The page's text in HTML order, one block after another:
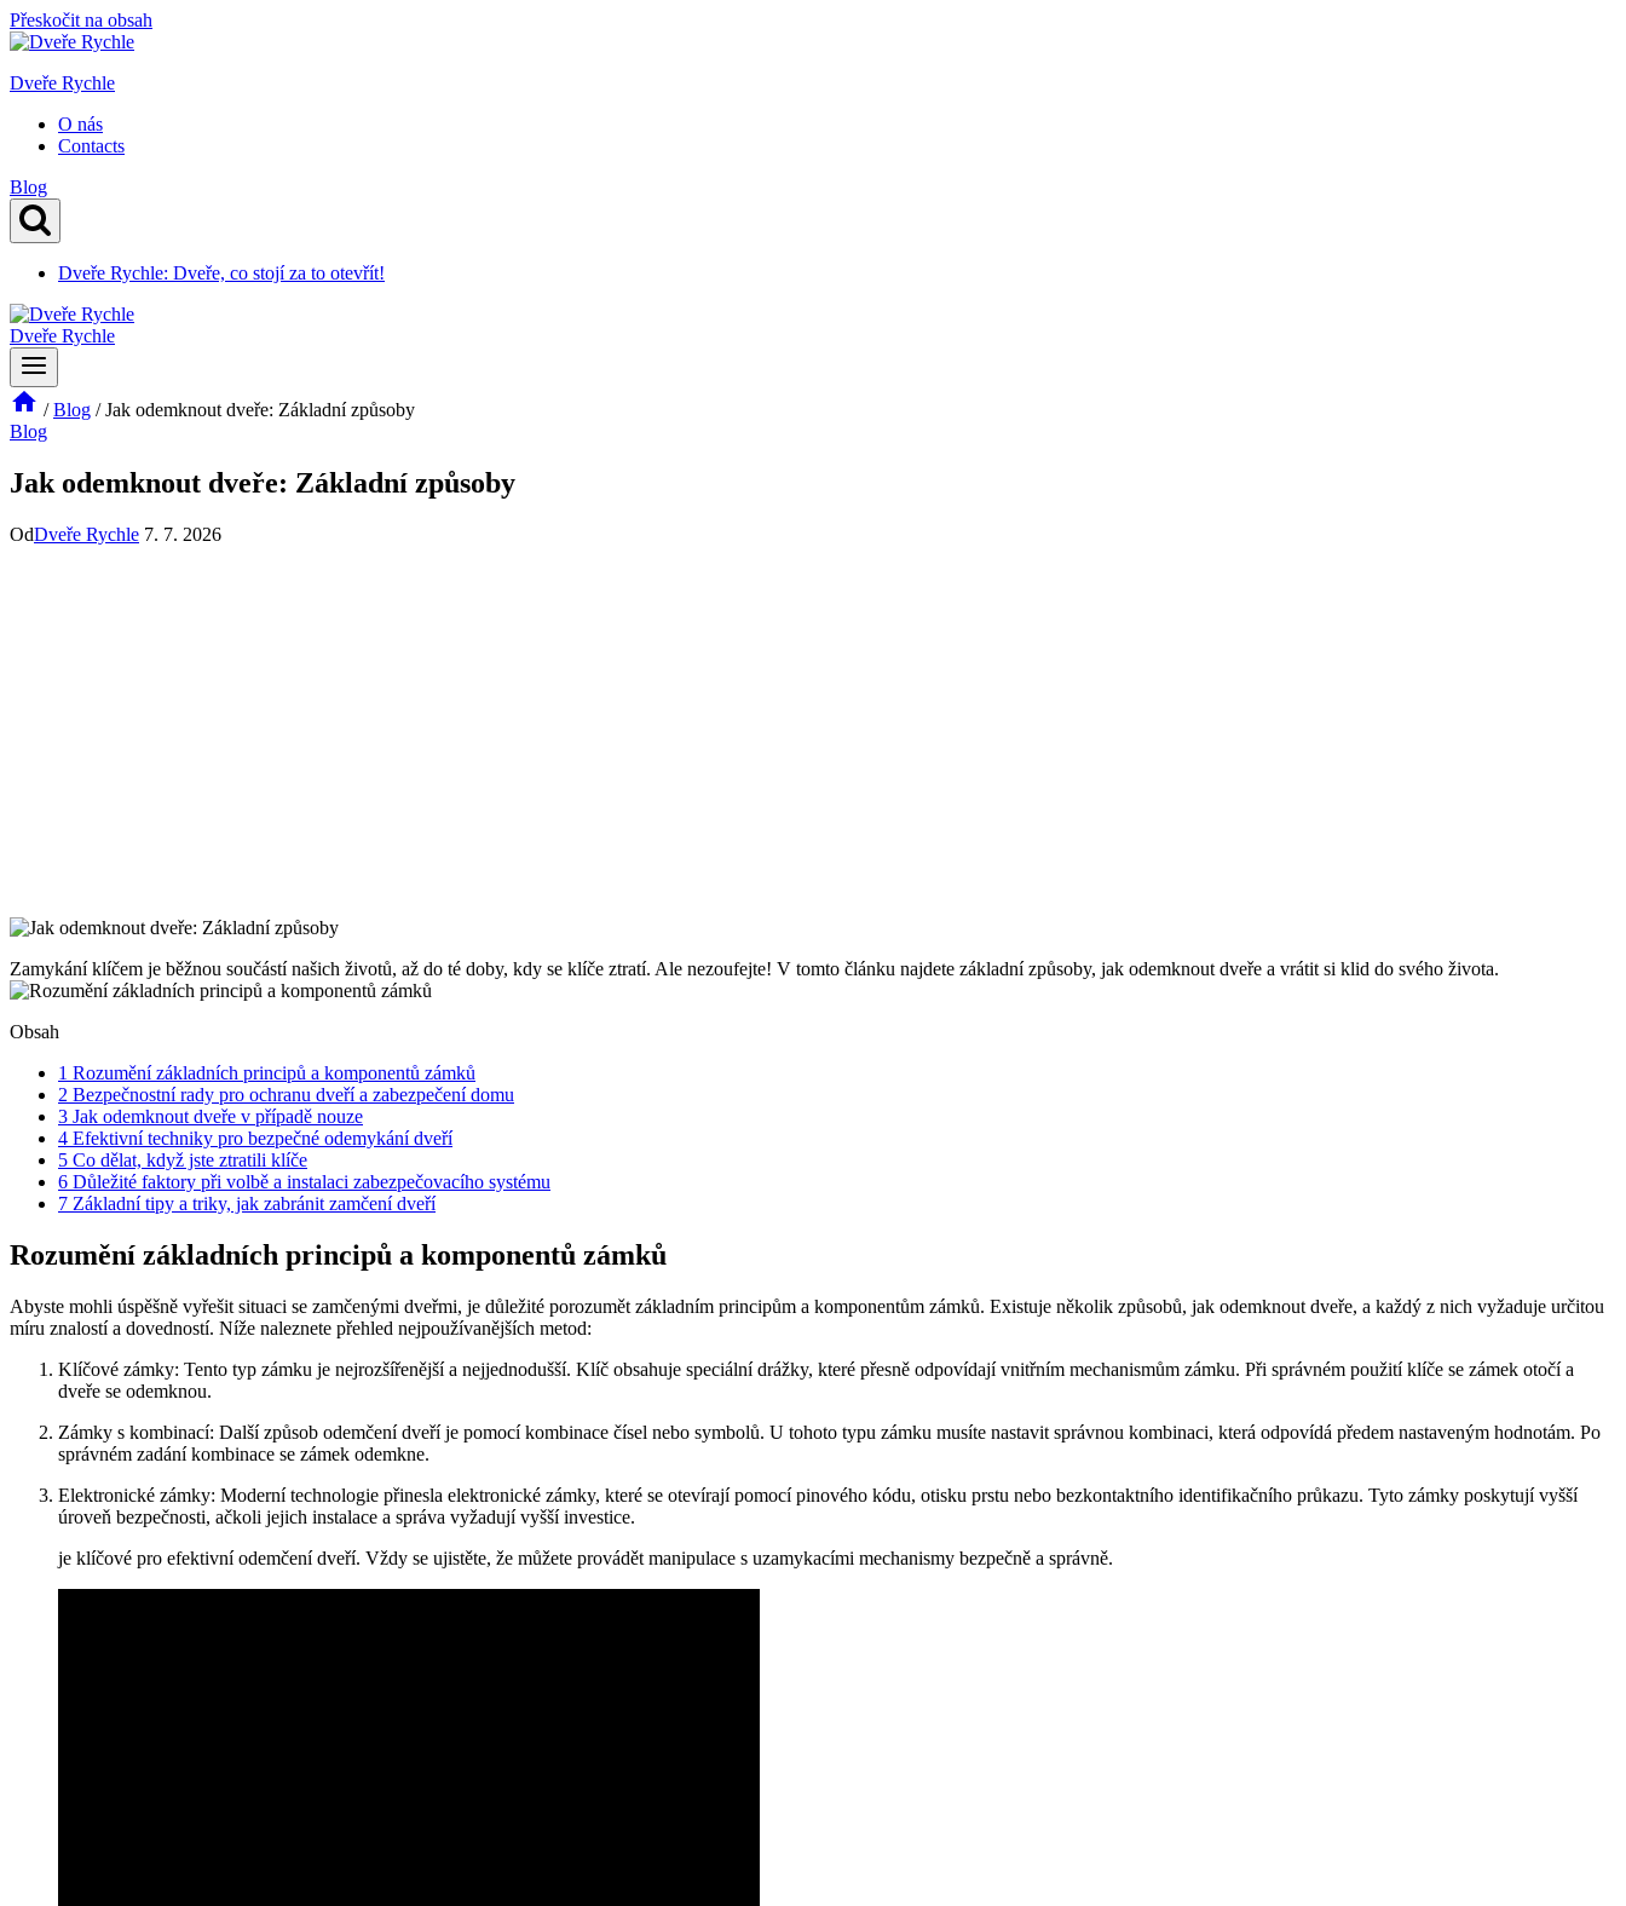
Přeskočit na obsah
Dveře Rychle
O nás
Contacts
Blog
Dveře Rychle: Dveře, co stojí za to otevřít!
Dveře Rychle
/ Blog / Jak odemknout dveře: Základní způsoby
Blog
Jak odemknout dveře: Základní způsoby
OdDveře Rychle 7. 7. 2026
Zamykání klíčem je běžnou součástí našich životů, až do té doby, kdy se klíče ztratí. Ale nezoufejte! V tomto článku najdete základní způsoby, jak odemknout dveře a vrátit si klid do svého života.
Obsah
1 Rozumění základních principů a komponentů zámků
2 Bezpečnostní rady pro ochranu dveří a zabezpečení domu
3 Jak odemknout dveře v případě nouze
4 Efektivní techniky pro bezpečné odemykání dveří
5 Co dělat, když jste ztratili klíče
6 Důležité faktory při volbě a instalaci zabezpečovacího systému
7 Základní tipy a triky, jak zabránit zamčení dveří
Rozumění základních principů a komponentů zámků
Abyste mohli úspěšně vyřešit situaci se zamčenými dveřmi, je důležité porozumět základním principům a komponentům zámků. Existuje několik způsobů, jak odemknout dveře, a každý z nich vyžaduje určitou
míru znalostí a dovedností. Níže naleznete přehled nejpoužívanějších metod:
Klíčové zámky: Tento typ zámku je nejrozšířenější a nejjednodušší. Klíč obsahuje speciální drážky, které přesně odpovídají vnitřním mechanismům zámku. Při správném použití klíče se zámek otočí a
dveře se odemknou.
Zámky s kombinací: Další způsob odemčení dveří je pomocí kombinace čísel nebo symbolů. U tohoto typu zámku musíte nastavit správnou kombinaci, která odpovídá předem nastaveným hodnotám. Po
správném zadání kombinace se zámek odemkne.
Elektronické zámky: Moderní technologie přinesla elektronické zámky, které se otevírají pomocí pinového kódu, otisku prstu nebo bezkontaktního identifikačního průkazu. Tyto zámky poskytují vyšší
úroveň bezpečnosti, ačkoli jejich instalace a správa vyžadují vyšší investice.
je klíčové pro efektivní odemčení dveří. Vždy se ujistěte, že můžete provádět manipulace s uzamykacími mechanismy bezpečně a správně.